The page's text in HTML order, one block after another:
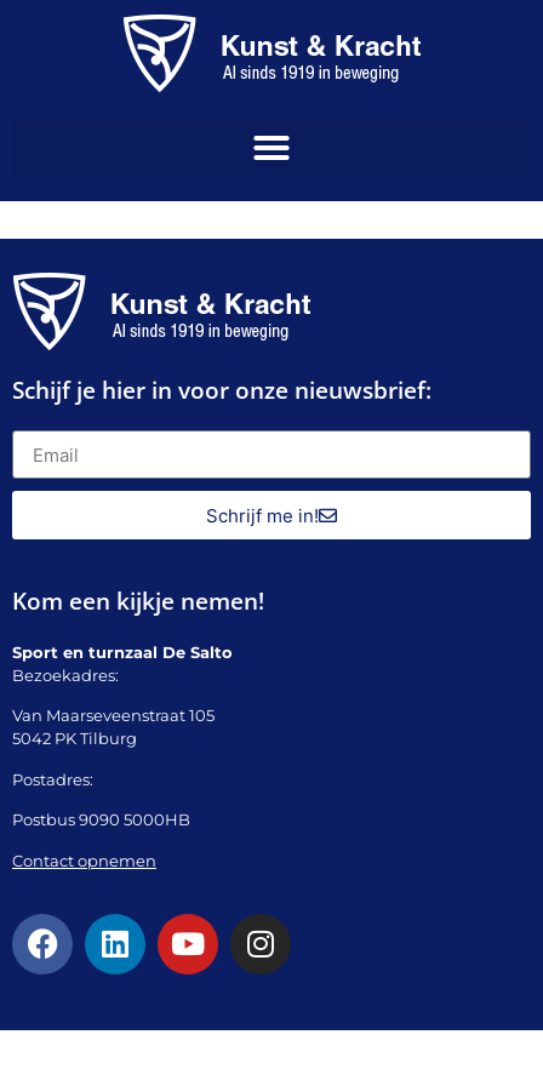
Schijf je hier in voor onze nieuwsbrief:
Schrijf me in!
Kom een kijkje nemen!
Sport en turnzaal De Salto
Bezoekadres:
Van Maarseveenstraat 105
5042 PK Tilburg
Postadres:
Postbus 9090 5000HB
Contact opnemen